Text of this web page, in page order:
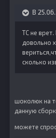
В
ТС не
довольно
сколько
шоколюк на
данную
можете